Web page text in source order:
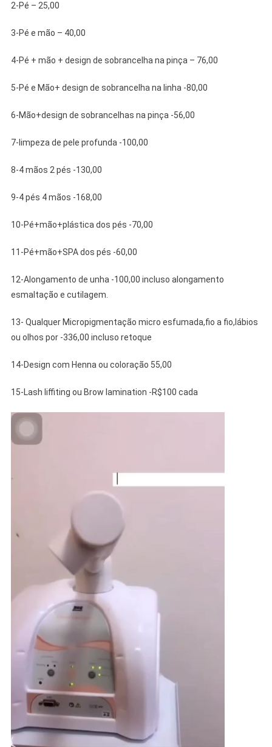
2-Pé – 25,00
3-Pé e mão – 40,00
4-Pé + mão + design de sobrancelha na pinça – 76,00
5-Pé e Mão+ design de sobrancelha na linha -80,00
6-Mão+design de sobrancelhas na pinça -56,00
7-limpeza de pele profunda -100,00
8-4 mãos 2 pés -130,00
9-4 pés 4 mãos -168,00
10-Pé+mão+plástica dos pés -70,00
11-Pé+mão+SPA dos pés -60,00
12-Alongamento de unha -100,00 incluso alongamento
esmaltação e cutilagem.
13- Qualquer Micropigmentação micro esfumada,fio a fio,lábios
ou olhos por -336,00 incluso retoque
14-Design com Henna ou coloração 55,00
15-Lash liffiting ou Brow lamination -R$100 cada